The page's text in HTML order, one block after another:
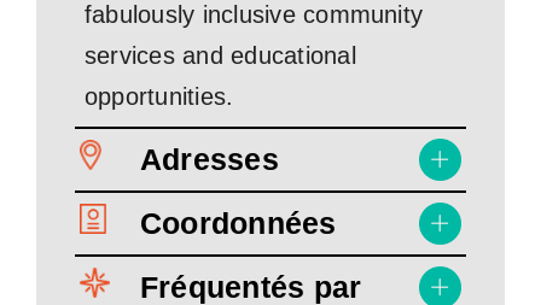
fabulously inclusive community
services and educational
opportunities.
Adresses
Coordonnées
Fréquentés par